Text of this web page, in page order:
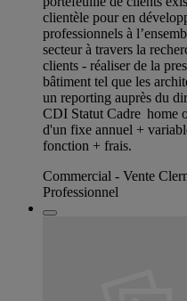
clientèle pour en
professionnels à
secteur à travers la
clients - réaliser de la
bâtiment tel que les
un reporting auprès du
CDI Statut Cadre home
d'un fixe annuel +
fonction + frais.
Commercial - Vente
Professionnel